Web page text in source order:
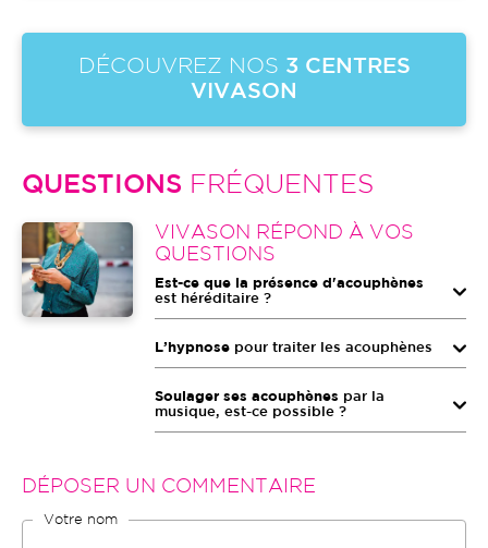
DÉCOUVREZ NOS 3 CENTRES
VIVASON
QUESTIONS FRÉQUENTES
Image
VIVASON RÉPOND À VOS
QUESTIONS
Est-ce que la présence d'acouphènes
est héréditaire ?
L’hypnose pour traiter les acouphènes
Soulager ses acouphènes par la
musique, est-ce possible ?
DÉPOSER UN COMMENTAIRE
Votre nom